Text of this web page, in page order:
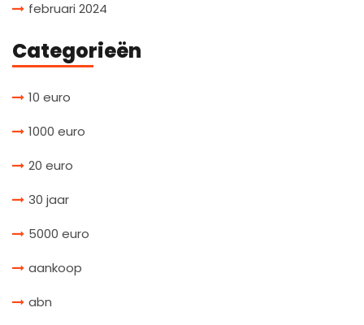
februari 2024
Categorieën
10 euro
1000 euro
20 euro
30 jaar
5000 euro
aankoop
abn